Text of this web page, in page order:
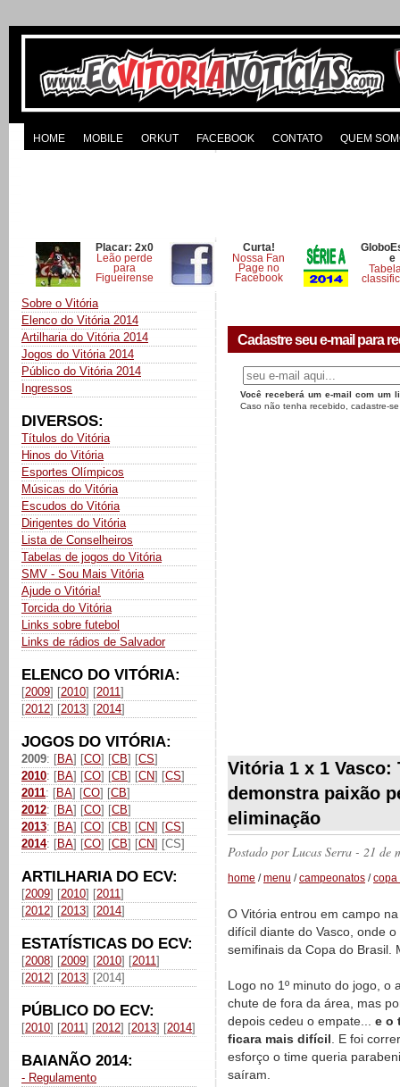
HOME MOBILE ORKUT FACEBOOK CONTATO QUEM
Placar: 2x0
Leão perde
para
Figueirense
Curta!
Nossa Fan
Page no
Facebook
e
Sobre o Vitória
Elenco do Vitória 2014
Artilharia do Vitória 2014
Jogos do Vitória 2014
Público do Vitória 2014
Ingressos
DIVERSOS:
Títulos do Vitória
Hinos do Vitória
Esportes Olímpicos
Músicas do Vitória
Escudos do Vitória
Dirigentes do Vitória
Lista de Conselheiros
Tabelas de jogos do Vitória
SMV - Sou Mais Vitória
Ajude o Vitória!
Torcida do Vitória
Links sobre futebol
Links de rádios de Salvador
ELENCO DO VITÓRIA:
[2009] [2010] [2011]
[2012] [2013] [2014]
JOGOS DO VITÓRIA:
2009: [BA] [CO] [CB] [CS]
2010: [BA] [CO] [CB] [CN] [CS]
2011: [BA] [CO] [CB]
2012: [BA] [CO] [CB]
2013: [BA] [CO] [CB] [CN] [CS]
2014: [BA] [CO] [CB] [CN] [CS]
ARTILHARIA DO ECV:
[2009] [2010] [2011]
[2012] [2013] [2014]
ESTATÍSTICAS DO ECV:
[2008] [2009] [2010] [2011]
[2012] [2013] [2014]
PÚBLICO DO ECV:
[2010] [2011] [2012] [2013] [2014]
BAIANÃO 2014:
- Regulamento
Cadastre seu e-mail para
Você receberá um e-mail com um
Caso não tenha recebido, cadastre-
Vitória 1 x 1 Vasco:
demonstra paixão
eliminação
Postado porLucas Serra - 21 de
home /menu /campeonatos /copa
O Vitória entrou em campo
difícil diante do Vasco, onde
semifinais da Copa do Brasil.
Logo no 1º minuto do jogo, o
chute de fora da área, mas
depois cedeu o empate... e o
ficara mais difícil. E foi
esforço o time queria
saíram.